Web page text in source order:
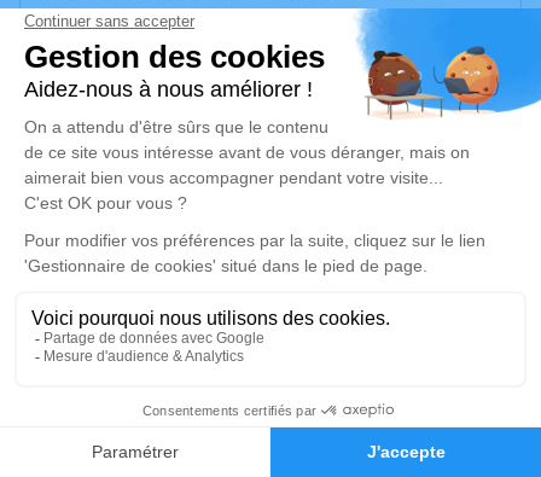
Faire-part Hommages
condoléances, partager des photos souvenirs, une anecdote
ou exprimer vos pensées à travers des poèmes ou des textes.
Cet endroit est un lieu d'expression dédié à honorer la
Un service de plantation d’arbre hommage est
disponible ici.
Je rends hommage
Cérémonie
mardi 26 mai 2026 à 14h30
74330 La Balme de Sillingy